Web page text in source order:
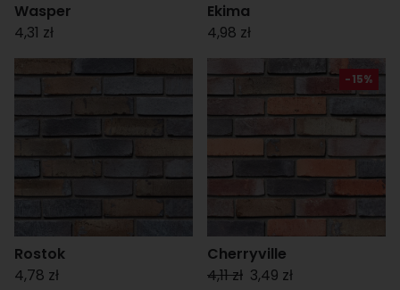
Wasper
4,31 zł
Ekima
4,98 zł
Rostok
4,78 zł
Cherryville
4,11 zł 3,49 zł
-15%